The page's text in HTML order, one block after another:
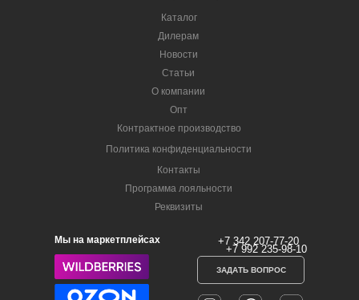
Каталог
Дилерам
Новости
Статьи
О компании
Контрактное производство
Опт
Контакты
Мы на маркетплейсах
+7 992 235-98-10
+7 342 207-77-20
ЗАДАТЬ ВОПРОС
Политика конфиденциальности
Программа лояльности
Реквизиты